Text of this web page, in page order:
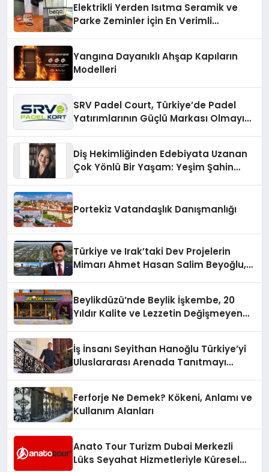
Elektrikli Yerden Isıtma Seramik ve
Parke Zeminler İçin En Verimli
Yangına Dayanıklı Ahşap Kapıların
Modelleri
SRV Padel Court, Türkiye’de Padel
Yatırımlarının Güçlü Markası Olmayı
Diş Hekimliğinden Edebiyata Uzanan
Çok Yönlü Bir Yaşam: Yeşim Şahin
Portekiz Vatandaşlık Danışmanlığı
Türkiye ve Irak’taki Dev Projelerin
Mimarı Ahmet Hasan Salim Beyoğlu,
Hayata Geçirecek
Beylikdüzü’nde Beylik İşkembe, 20
Yıldır Kalite ve Lezzetin Değişmeyen
İş İnsanı Seyithan Hanoğlu Türkiye’yi
Uluslararası Arenada Tanıtmayı
Ferforje Ne Demek? Kökeni, Anlamı ve
Kullanım Alanları
Anato Tour Turizm Dubai Merkezli
Lüks Seyahat Hizmetleriyle Küresel